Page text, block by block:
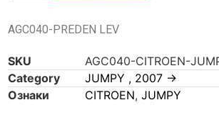
AGC040-PREDEN LEV
SKU
AGC040-CITROEN-
Category
JUMPY , 2007 ->
Ознаки
CITROEN, JUMPY